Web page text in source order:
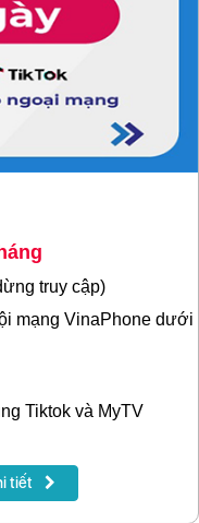
truy cập)
mạng VinaPhone dưới
Tiktok và MyTV
tiết